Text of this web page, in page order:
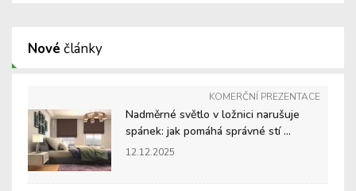
Nové články
KOMERČNÍ PREZENTACE
Nadměrné světlo v ložnici narušuje
spánek: jak pomáhá správné stí ...
12.12.2025